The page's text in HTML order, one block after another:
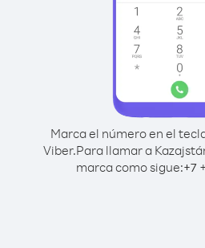
Marca el número en el
Viber.Para llamar a
marca como sigue:+7+